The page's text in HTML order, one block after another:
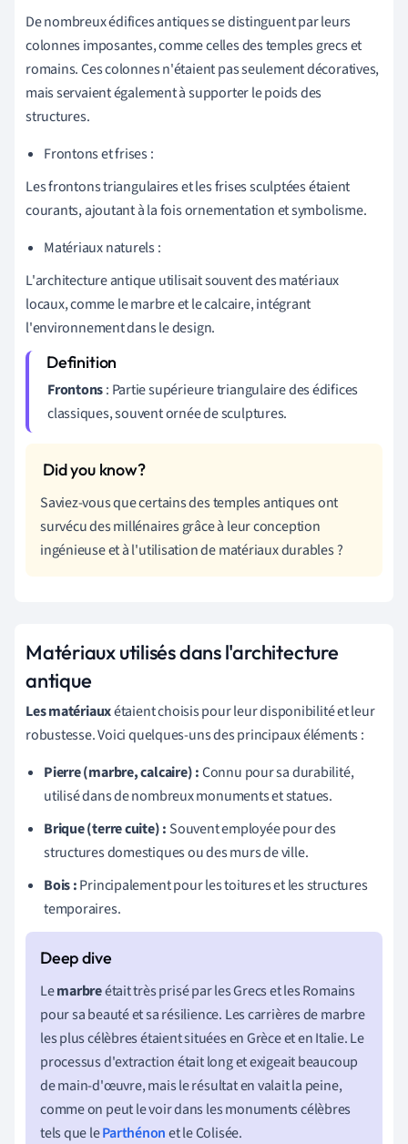
De nombreux édifices antiques se distinguent par leurs
colonnes imposantes, comme celles des temples grecs et
romains. Ces colonnes n'étaient pas seulement décoratives,
mais servaient également à supporter le poids des
structures.
Frontons et frises :
Les frontons triangulaires et les frises sculptées étaient
courants, ajoutant à la fois ornementation et symbolisme.
Matériaux naturels :
L'architecture antique utilisait souvent des matériaux
locaux, comme le marbre et le calcaire, intégrant
l'environnement dans le design.
Frontons: Partie supérieure triangulaire des édifices
classiques, souvent ornée de sculptures.
Saviez-vous que certains des temples antiques ont
survécu des millénaires grâce à leur conception
ingénieuse et à l'utilisation de matériaux durables ?
Matériaux utilisés dans l'architecture
antique
Les matériauxétaient choisis pour leur disponibilité et leur
robustesse. Voici quelques-uns des principaux éléments :
Pierre (marbre, calcaire) :Connu pour sa durabilité,
utilisé dans de nombreux monuments et statues.
Brique (terre cuite) : Souvent employée pour des
structures domestiques ou des murs de ville.
Bois :Principalement pour les toitures et les structures
temporaires.
Lemarbreétait très prisé par les Grecs et les Romains
pour sa beauté et sa résilience. Les carrières de marbre
les plus célèbres étaient situées en Grèce et en Italie. Le
processus d'extraction était long et exigeait beaucoup
de main-d'œuvre, mais le résultat en valait la peine,
comme on peut le voir dans les monuments célèbres
tels que leParthénonet le Colisée.